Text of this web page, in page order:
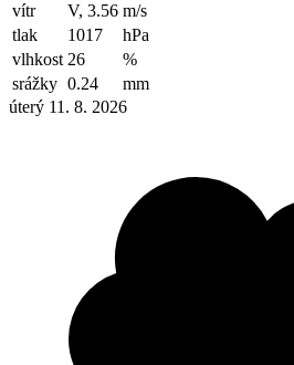
vítr
V, 3.56 m/s
tlak
1017
hPa
vlhkost 26
%
srážky 0.24
mm
úterý 11. 8. 2026